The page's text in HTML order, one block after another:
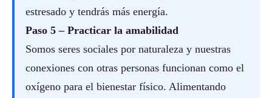
estresado y tendrás más energía.
Paso 5 – Practicar la amabilidad
Somos seres sociales por naturaleza y nuestras
conexiones con otras personas funcionan como el
oxígeno para el bienestar físico. Alimentando